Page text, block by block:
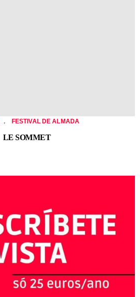
, FESTIVAL DE ALMADA
LE SOMMET